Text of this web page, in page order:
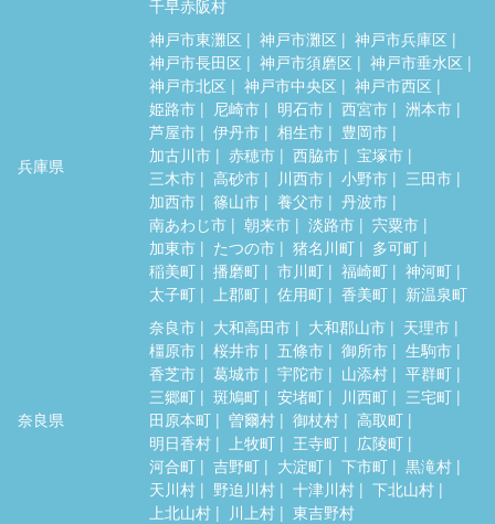
千早赤阪村
兵庫県
神戸市東灘区 神戸市灘区
神戸市兵庫区
神戸市長田区
神戸市須磨区
神戸市垂水区
神戸市北区
神戸市中央区
神戸市西区
姫路市
尼崎市 明石市 西宮市
洲本市
芦屋市
伊丹市 相生市
豊岡市
加古川市
赤穂市 西脇市
宝塚市
三木市
高砂市 川西市 小野市
三田市
加西市
篠山市 養父市
丹波市
南あわじ市
朝来市 淡路市
宍粟市
加東市
たつの市 猪名川町
多可町
稲美町
播磨町 市川町 福崎町
神河町
太子町
上郡町 佐用町 香美町 新温泉町
奈良県
奈良市 大和高田市 大和郡山市
天理市
橿原市
桜井市 五條市 御所市
生駒市
香芝市
葛城市 宇陀市 山添村
平群町
三郷町
斑鳩町 安堵町 川西町
三宅町
田原本町
曽爾村 御杖村
高取町
明日香村
上牧町 王寺町
広陵町
河合町
吉野町 大淀町 下市町
黒滝村
天川村
野迫川村 十津川村
下北山村
上北山村
川上村 東吉野村